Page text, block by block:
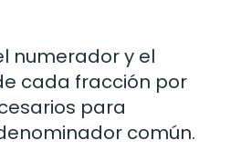
numerador y el
cada fracción por
para
común.